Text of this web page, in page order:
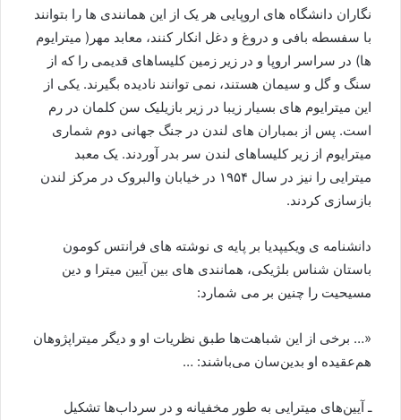
نگاران دانشگاه های اروپایی هر یک از این همانندی ها را بتوانند
با سفسطه بافی و دروغ و دغل انکار کنند، معابد مهر( میترایوم
ها) در سراسر اروپا و در زیر زمین کلیساهای قدیمی را که از
سنگ و گل و سیمان هستند، نمی توانند نادیده بگیرند. یکی از
این میترایوم های بسیار زیبا در زیر بازیلیک سن کلمان در رم
است. پس از بمباران های لندن در جنگ جهانی دوم شماری
میترایوم از زیر کلیساهای لندن سر بدر آوردند. یک معبد
میترایی را نیز در سال ۱۹۵۴ در خیابان والبروک در مرکز لندن
بازسازی کردند.
دانشنامه ی ویکیپدیا بر پایه ی نوشته های فرانتس کومون
باستان شناس بلژیکی، همانندی های بین آیین میترا و دین
مسیحیت را چنین بر می شمارد:
«… برخی از این شباهت‌ها طبق نظریات او و دیگر میتراپژوهان
هم‌عقیده او بدین‌سان می‌باشند: …
ـ آیین‌های میترایی به‌ طور مخفیانه و در سرداب‌ها تشکیل